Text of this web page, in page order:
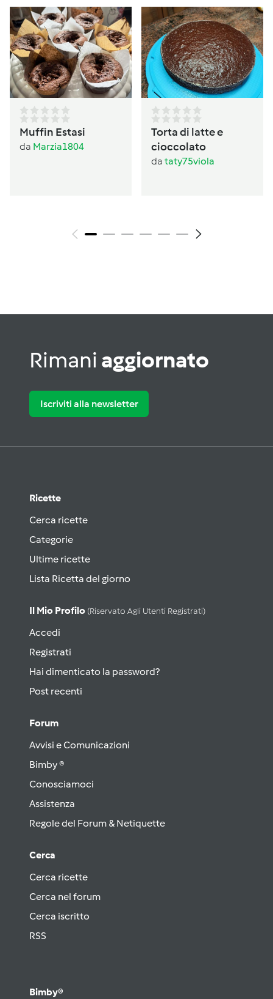
Muffin Estasi
da Marzia1804
Torta di latte e
cioccolato
da taty75viola
Rimani aggiornato
Iscriviti alla newsletter
Ricette
Cerca ricette
Categorie
Ultime ricette
Lista Ricetta del giorno
Il Mio Profilo (riservato Agli Utenti Registrati)
Accedi
Registrati
Hai dimenticato la password?
Post recenti
Forum
Avvisi e Comunicazioni
Bimby ®
Conosciamoci
Assistenza
Regole del Forum & Netiquette
Cerca
Cerca ricette
Cerca nel forum
Cerca iscritto
RSS
Bimby®